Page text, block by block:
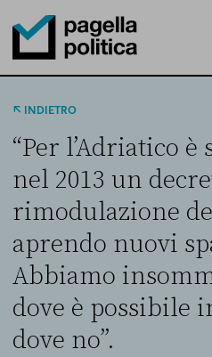
Pagella Politica Logo
INDIETRO
“Per l’Adriatico è
nel 2013 un
rimodulazione
aprendo nuovi
Abbiamo
dove è possibile
dove no”.